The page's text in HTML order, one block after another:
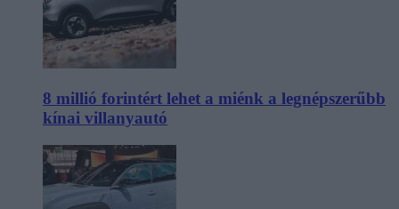
8 millió forintért lehet a miénk a legnépszerűbb
kínai villanyautó